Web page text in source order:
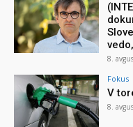
8.
Fokus
V
8.